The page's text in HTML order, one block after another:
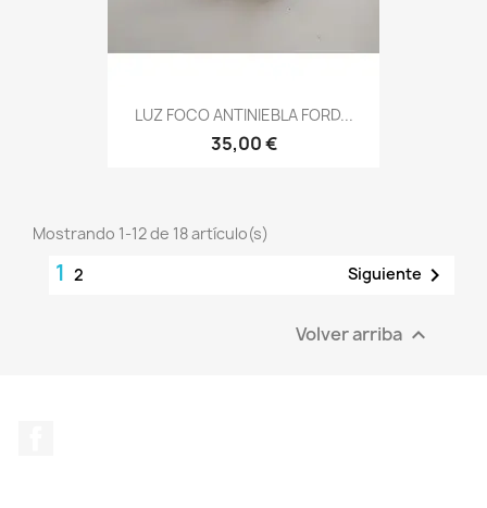
LUZ FOCO ANTINIEBLA FORD...
35,00 €
Mostrando 1-12 de 18 artículo(s)
1 2 Siguiente 
Volver arriba 